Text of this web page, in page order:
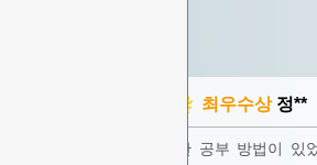
최우수상 정**
처음부터 특별한 공부 방법이 있